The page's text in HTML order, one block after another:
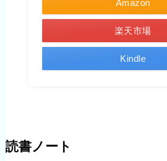
Amazon
楽天市場
Kindle
読書ノート